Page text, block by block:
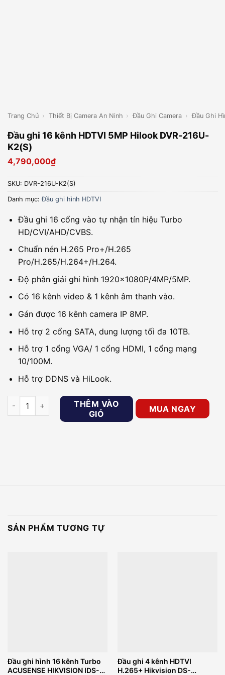
Trang Chủ › Thiết Bị Camera An Ninh › Đầu Ghi Camera › Đầu Ghi
Đầu ghi 16 kênh HDTVI 5MP Hilook DVR-216U-
K2(S)
4,790,000₫
SKU: DVR-216U-K2(S)
Danh mục:Đầu ghi hình HDTVI
Đầu ghi 16 cổng vào tự nhận tín hiệu Turbo
HD/CVI/AHD/CVBS.
Chuẩn nén H.265 Pro+/H.265
Pro/H.265/H.264+/H.264.
Độ phân giải ghi hình 1920x1080P/4MP/5MP.
Có 16 kênh video & 1 kênh âm thanh vào.
Gán được 16 kênh camera IP 8MP.
Hỗ trợ 2 cổng SATA, dung lượng tối đa 10TB.
Hỗ trợ 1 cổng VGA/ 1 cổng HDMI, 1 cổng mạng
10/100M.
Hỗ trợ DDNS và HiLook.
Đầu ghi 16 kênh HDTVI 5MP Hilook DVR-216U-K2(S) số lượng
THÊM VÀO
GIỎ
MUA NGAY
SẢN PHẨM TƯƠNG TỰ
Đầu ghi hình 16 kênh Turbo
ACUSENSE HIKVISION IDS-
Đầu ghi 4 kênh HDTVI
H.265+ Hikvision DS-